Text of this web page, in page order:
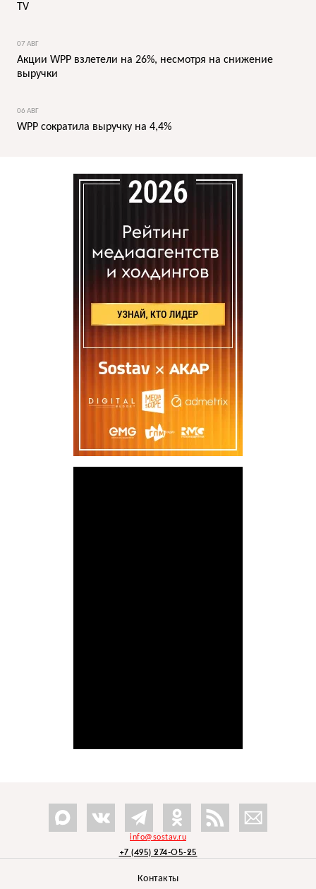
TV
07 АВГ
Акции WPP взлетели на 26%, несмотря на снижение
выручки
06 АВГ
WPP сократила выручку на 4,4%
info@sostav.ru
+7 (495) 274-05-25
Контакты